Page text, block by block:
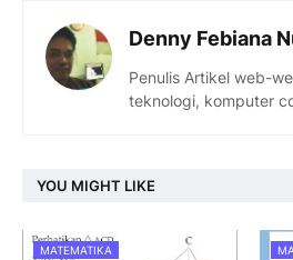
Denny Febiana
Penulis Artikel web-
teknologi, komputer
YOU MIGHT LIKE
MATEMATIKA